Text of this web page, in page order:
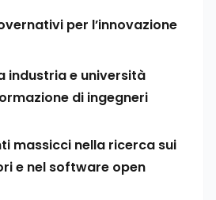
per l’innovazione
industria e università
di ingegneri
massicci nella ricerca sui
e nel software open